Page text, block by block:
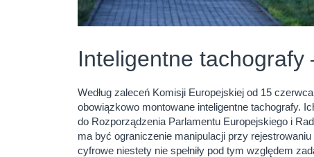
Inteligentne
Według zaleceń Komisji Europejskiej od 15
obowiązkowo montowane inteligentne tachografy.
do Rozporządzenia Parlamentu Europejskiego i
ma być ograniczenie manipulacji przy
cyfrowe niestety nie spełniły pod tym względem